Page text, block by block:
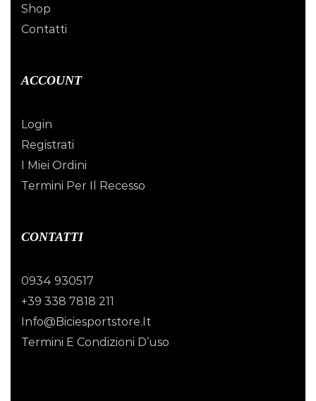
Shop
Contatti
ACCOUNT
Login
Registrati
I Miei Ordini
Termini Per Il Recesso
CONTATTI
0934 930517
+39 338 7818 211
Info@biciesportstore.it
Termini E Condizioni D’uso